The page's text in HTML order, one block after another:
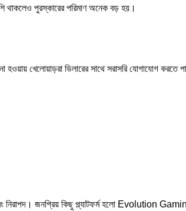
থাকলেও পুরস্কারের পরিমাণ অনেক বড় হয়।
খেলোয়াড়রা ডিলারের সাথে সরাসরি যোগাযোগ করতে
এবং নিরাপদ। জনপ্রিয় কিছু প্ল্যাটফর্ম হলো Evolution